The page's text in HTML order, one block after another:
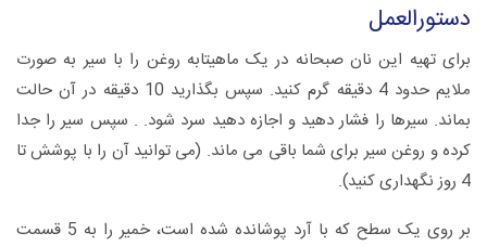
دستورالعمل
برای تهیه این نان صبحانه در یک ماهیتابه روغن را با سیر به صورت
ملایم حدود 4 دقیقه گرم کنید. سپس بگذارید 10 دقیقه در آن حالت
بماند. سیرها را فشار دهید و اجازه دهید سرد شود. . سپس سیر را جدا
کرده و روغن سیر برای شما باقی می ماند. (می توانید آن را با پوشش تا
4 روز نگهداری کنید).
بر روی یک سطح که با آرد پوشانده شده است، خمیر را به 5 قسمت